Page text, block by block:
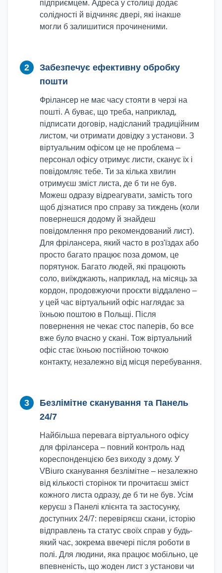
підприємцем. Адреса у столиці додає
солідності й відчиняє двері, які інакше
могли б залишитися прочиненими.
2
Забезпечує ефективну обробку
пошти
Фрілансер не має часу стояти в черзі на
пошті. А буває, що треба, наприклад,
підписати договір, надісланий традиційним
листом, чи отримати довідку з установи. З
віртуальним офісом це не проблема –
персонал офісу отримує листи, сканує їх і
повідомляє тебе. Ти за кілька хвилин
отримуєш зміст листа, де б ти не був.
Можеш одразу відреагувати, замість того
щоб дізнатися про справу за тиждень (коли
повернешся додому й знайдеш
повідомлення про рекомендований лист).
Для фрілансера, який часто в роз'їздах або
просто багато працює поза домом, це
порятунок. Багато людей, які працюють
соло, виїжджають, наприклад, на місяць за
кордон, продовжуючи проєкти віддалено –
у цей час віртуальний офіс наглядає за
їхньою поштою в Польщі. Після
повернення не чекає стос паперів, бо все
вже було вчасно у скані. Тож віртуальний
офіс стає їхньою постійною точкою
контакту, незалежно від місця перебування.
3
Безлімітне сканування та Панель
24/7
Найбільша перевага віртуального офісу
для фрілансера – повний контроль над
кореспонденцією без виходу з дому. У
VBiuro сканування безлімітне – незалежно
від кількості сторінок ти прочитаєш зміст
кожного листа одразу, де б ти не був. Усім
керуєш з Панелі клієнта та застосунку,
доступних 24/7: перевіряєш скани, історію
відправлень та статус своїх справ у будь-
який час, зокрема ввечері після роботи в
полі. Для людини, яка працює мобільно, це
впевненість, що жоден лист з установи чи